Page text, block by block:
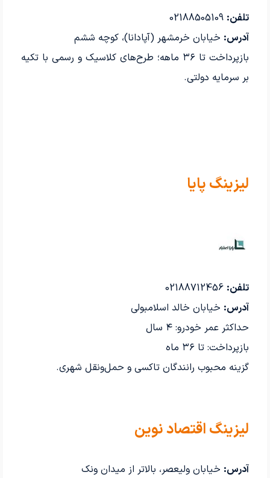
تلفن:
آدرس: خیابان خرمشهر (آپادانا)، کوچه ششم
بازپرداخت تا ۳۶ ماهه؛ طرح‌های کلاسیک و رسمی با تکیه
بر سرمایه دولتی.
لیزینگ پایا
تلفن:
آدرس: خیابان خالد اسلامبولی
حداکثر عمر خودرو: ۴ سال
بازپرداخت: تا ۳۶ ماه
گزینه محبوب رانندگان تاکسی و حمل‌ونقل شهری.
لیزینگ اقتصاد نوین
آدرس: خیابان ولیعصر، بالاتر از میدان ونک